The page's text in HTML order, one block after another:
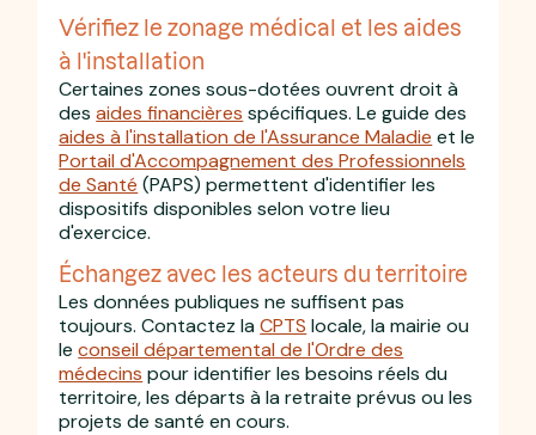
Vérifiez le zonage médical et les aides
à l'installation
Certaines zones sous-dotées ouvrent droit à
desaides financières spécifiques. Le guide des
aides à l'installation de l'Assurance Maladie et le
Portail d'Accompagnement des Professionnels
de Santé (PAPS) permettent d'identifier les
dispositifs disponibles selon votre lieu
d'exercice.
Échangez avec les acteurs du territoire
Les données publiques ne suffisent pas
toujours. Contactez laCPTS locale, la mairie ou
leconseil départemental de l'Ordre des
médecins pour identifier les besoins réels du
territoire, les départs à la retraite prévus ou les
projets de santé en cours.